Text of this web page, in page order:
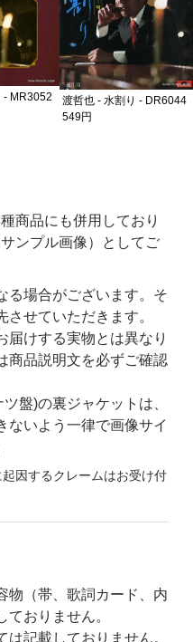
- MR3052
渡哲也 - 水割り - DR6044
549円
商品にも併用しており
ンプル画像）としてご
る場合がございます。そ
せていただきます。
届けする実物とは異なり
商品説明文を必ずご確認
盤)の裏ジャケットは、
ないよう一律で画像サイ
因するクレームはお受け付
物（帯、歌詞カード、内
おりません。
記載しておりません。